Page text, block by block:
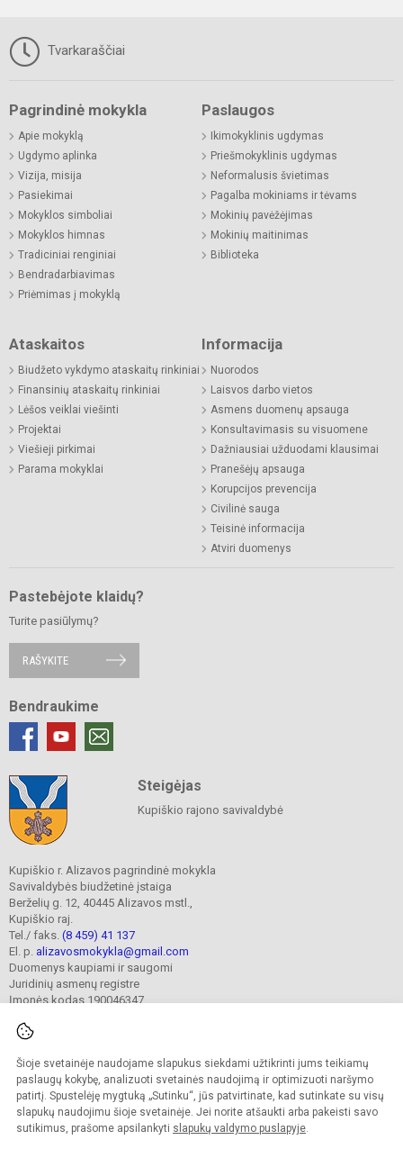
Šioje svetainėje naudojame slapukus siekdami užtikrinti jums teikiamų
paslaugų kokybę, analizuoti svetainės naudojimą ir optimizuoti naršymo
patirtį. Spustelėję mygtuką „Sutinku“, jūs patvirtinate, kad sutinkate su visų
slapukų naudojimu šioje svetainėje. Jei norite atšaukti arba pakeisti savo
sutikimus, prašome apsilankyti slapukų valdymo puslapyje.
Tvarkaraščiai
Pagrindinė mokykla
Apie mokyklą
Ugdymo aplinka
Vizija, misija
Pasiekimai
Mokyklos simboliai
Mokyklos himnas
Tradiciniai renginiai
Bendradarbiavimas
Priėmimas į mokyklą
Paslaugos
Ikimokyklinis ugdymas
Priešmokyklinis ugdymas
Neformalusis švietimas
Pagalba mokiniams ir tėvams
Mokinių pavėžėjimas
Mokinių maitinimas
Biblioteka
Ataskaitos
Biudžeto vykdymo ataskaitų rinkiniai
Finansinių ataskaitų rinkiniai
Lėšos veiklai viešinti
Projektai
Viešieji pirkimai
Parama mokyklai
Informacija
Nuorodos
Laisvos darbo vietos
Asmens duomenų apsauga
Konsultavimasis su visuomene
Dažniausiai užduodami klausimai
Pranešėjų apsauga
Korupcijos prevencija
Civilinė sauga
Teisinė informacija
Atviri duomenys
Pastebėjote klaidų?
Turite pasiūlymų?
RAŠYKITE
Bendraukime
Steigėjas
Kupiškio rajono savivaldybė
Kupiškio r. Alizavos pagrindinė mokykla
Savivaldybės biudžetinė įstaiga
Berželių g. 12, 40445 Alizavos mstl.,
Kupiškio raj.
Tel./ faks. (8 459) 41 137
El. p. alizavosmokykla@gmail.com
Duomenys kaupiami ir saugomi
Juridinių asmenų registre
Įmonės kodas 190046347
© 2023. Kupiškio r. Alizavos pagrindinė mokykla. Visos teisės saugomos.
Kopijuoti turinį be raštiško įstaigos administracijos sutikimo griežtai draudžiama.
Prieinamumo paraiška Slapukų valdymas
Sumanus būdas atnaujinti